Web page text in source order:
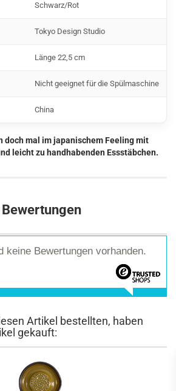
Schwarz/Rot
Tokyo Design Studio
Länge 22,5 cm
Nicht geeignet für die Spülmaschine
China
doch mal im japanischem Feeling mit
leicht zu handhabenden Essstäbchen.
keine Bewertungen vorhanden.
Artikel bestellten, haben
gekauft: